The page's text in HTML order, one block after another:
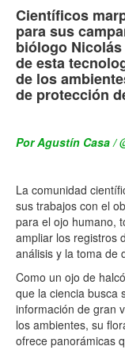
Científicos
para sus
biólogo
de esta
de los
de protección
Por Agustín Casa /
La comunidad
sus trabajos con el
para el ojo humano,
ampliar los registros
análisis y la toma de
Como un ojo de
que la ciencia busca
información de gran
los ambientes, su
ofrece panorámicas